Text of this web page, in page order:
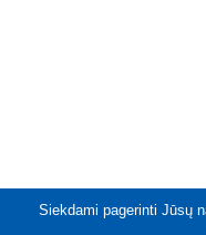
Siekdami pagerinti Jūsų